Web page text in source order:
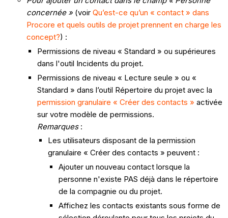
concernée » (voirQu’est-ce qu’un « contact » dans
Procore et quels outils de projet prennent en charge les
concept?) :
Permissions de niveau « Standard » ou supérieures
dans l'outil Incidents du projet.
Permissions de niveau « Lecture seule » ou «
Standard » dans l’outil Répertoire du projet avec la
permission granulaire « Créer des contacts » activée
sur votre modèle de permissions.
Remarques:
Les utilisateurs disposant de la permission
granulaire « Créer des contacts » peuvent :
Ajouter un nouveau contact lorsque la
personne n'existe PAS déjà dans le répertoire
de la compagnie ou du projet.
Affichez les contacts existants sous forme de